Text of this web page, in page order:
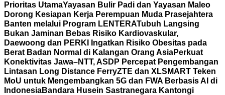
Prioritas UtamaYayasan Bulir Padi dan Yayasan Maleo
Dorong Kesiapan Kerja Perempuan Muda Prasejahtera
Banten melalui Program LENTERATubuh Langsing
Bukan Jaminan Bebas Risiko Kardiovaskular,
Daewoong dan PERKI Ingatkan Risiko Obesitas pada
Berat Badan Normal di Kalangan Orang AsiaPerkuat
Konektivitas Jawa–NTT, ASDP Percepat Pengembangan
Lintasan Long Distance FerryZTE dan XLSMART Teken
MoU untuk Mengembangkan 5G dan FWA Berbasis AI di
IndonesiaBandara Husein Sastranegara Kantongi